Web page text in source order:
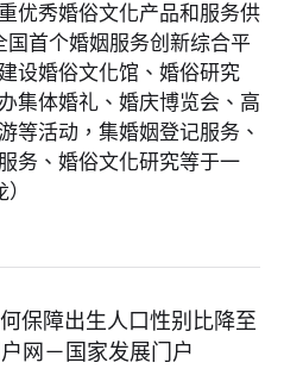
优秀婚俗文化产品和服务供
国首个婚姻服务创新综合平
设婚俗文化馆、婚俗研究
集体婚礼、婚庆博览会、高
等活动，集婚姻登记服务、
务、婚俗文化研究等于一
保障出生人口性别比降至
网－国家发展门户